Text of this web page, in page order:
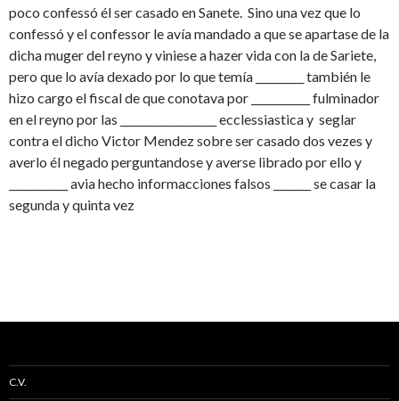
poco confessó él ser casado en Sanete. Sino una vez que lo
confessó y el confessor le avía mandado a que se apartase de la
dicha muger del reyno y viniese a hazer vida con la de Sariete,
pero que lo avía dexado por lo que temía _________ también le
hizo cargo el fiscal de que conotava por ___________ fulminador
en el reyno por las __________________ ecclessiastica y seglar
contra el dicho Victor Mendez sobre ser casado dos vezes y
averlo él negado perguntandose y averse librado por ello y
___________ avia hecho informacciones falsos _______ se casar la
segunda y quinta vez
C.V.